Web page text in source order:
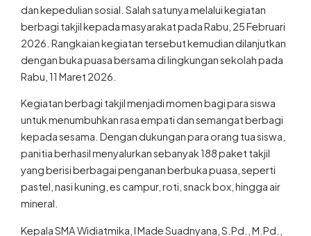
dan kepedulian sosial. Salah satunya melalui kegiatan
berbagi takjil kepada masyarakat pada Rabu, 25 Februari
2026. Rangkaian kegiatan tersebut kemudian dilanjutkan
dengan buka puasa bersama di lingkungan sekolah pada
Rabu, 11 Maret 2026.
Kegiatan berbagi takjil menjadi momen bagi para siswa
untuk menumbuhkan rasa empati dan semangat berbagi
kepada sesama. Dengan dukungan para orang tua siswa,
panitia berhasil menyalurkan sebanyak 188 paket takjil
yang berisi berbagai penganan berbuka puasa, seperti
pastel, nasi kuning, es campur, roti, snack box, hingga air
mineral.
Kepala SMA Widiatmika, I Made Suadnyana, S.Pd., M.Pd.,